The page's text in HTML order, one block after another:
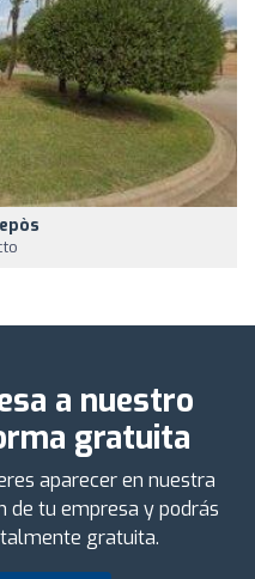
a nuestro
gratuita
aparecer en nuestra
de tu empresa y podrás
gratuita.